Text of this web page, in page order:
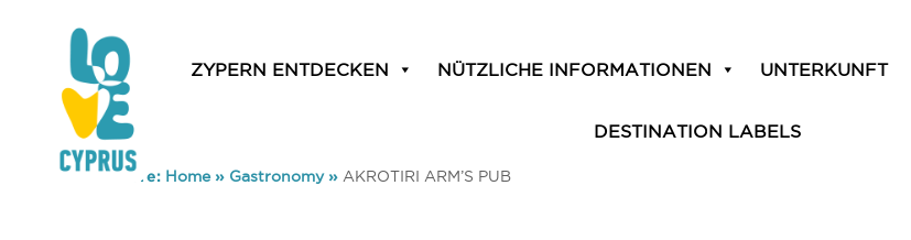
ZYPERN ENTDECKEN NÜTZLICHE INFORMATIONEN UNTERKUNFT
DESTINATION LABELS
You are here: Home» Gastronomy» AKROTIRI ARM’S PUB